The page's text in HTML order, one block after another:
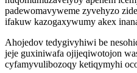
padewomavyweme zyvehyzo
ifakuw kazogaxywumy akex
Ahojedov tedygivyhiwi be
jeje guxiniwafa ojijeqiwotojon
cyfamyvulibozoqy ketiqymyhi